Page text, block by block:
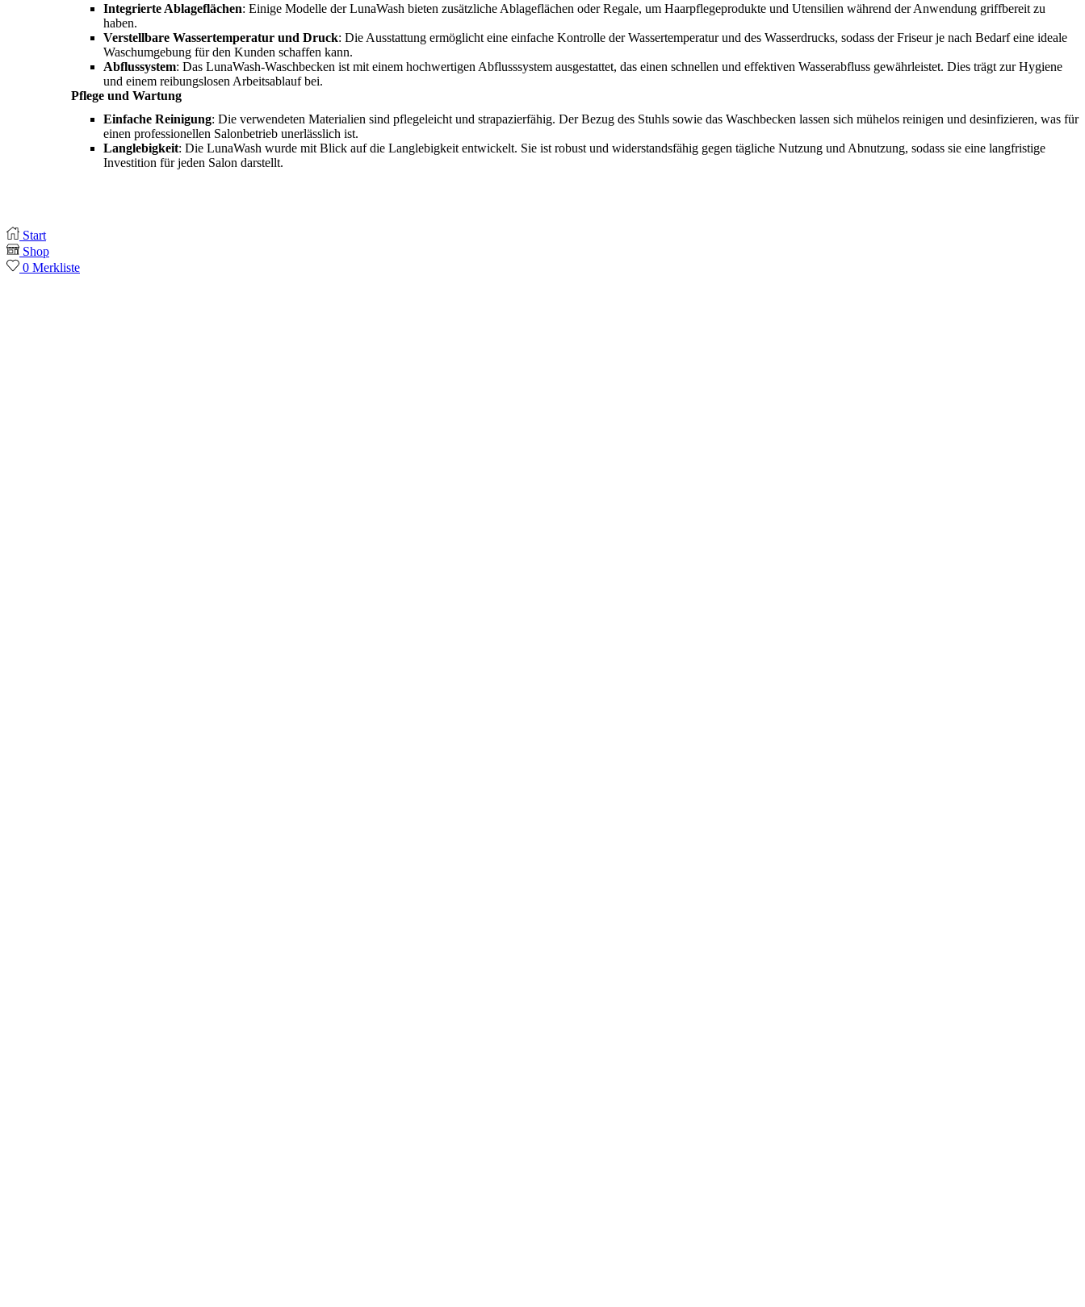
Integrierte Ablageflächen: Einige Modelle der LunaWash bieten zusätzliche Ablageflächen oder Regale, um Haarpflegeprodukte und Utensilien während der Anwendung griffbereit zu
haben.
Verstellbare Wassertemperatur und Druck: Die Ausstattung ermöglicht eine einfache Kontrolle der Wassertemperatur und des Wasserdrucks, sodass der Friseur je nach Bedarf eine ideale
Waschumgebung für den Kunden schaffen kann.
Abflussystem: Das LunaWash-Waschbecken ist mit einem hochwertigen Abflusssystem ausgestattet, das einen schnellen und effektiven Wasserabfluss gewährleistet. Dies trägt zur Hygiene
und einem reibungslosen Arbeitsablauf bei.
Pflege und Wartung
Einfache Reinigung: Die verwendeten Materialien sind pflegeleicht und strapazierfähig. Der Bezug des Stuhls sowie das Waschbecken lassen sich mühelos reinigen und desinfizieren, was für
einen professionellen Salonbetrieb unerlässlich ist.
Langlebigkeit: Die LunaWash wurde mit Blick auf die Langlebigkeit entwickelt. Sie ist robust und widerstandsfähig gegen tägliche Nutzung und Abnutzung, sodass sie eine langfristige
Investition für jeden Salon darstellt.
Start
Shop
0 Merkliste